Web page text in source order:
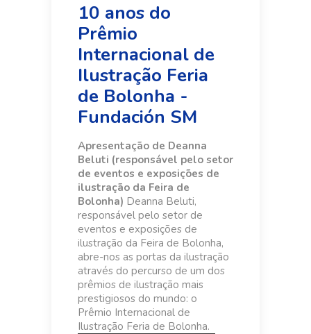
10 anos do
Prêmio
Internacional de
Ilustração Feria
de Bolonha -
Fundación SM
Apresentação de Deanna
Beluti (responsável pelo setor
de eventos e exposições de
ilustração da Feira de
Bolonha) Deanna Beluti,
responsável pelo setor de
eventos e exposições de
ilustração da Feira de Bolonha,
abre-nos as portas da ilustração
através do percurso de um dos
prêmios de ilustração mais
prestigiosos do mundo: o
Prêmio Internacional de
Ilustração Feria de Bolonha.